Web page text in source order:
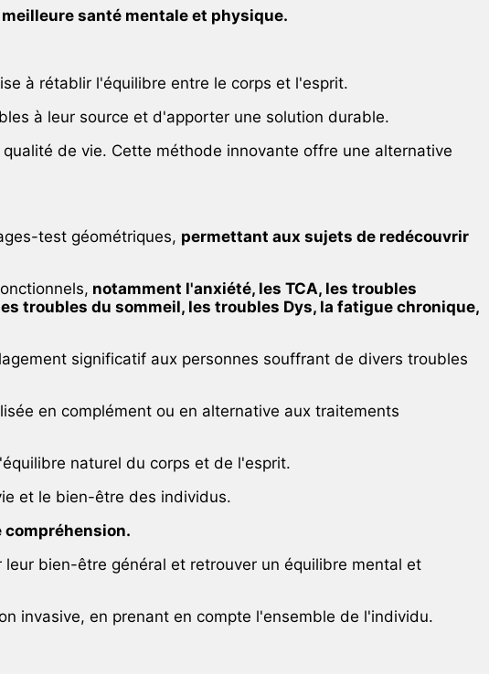
santé mentale et physique.
à rétablir l'équilibre entre le corps et l'esprit.
à leur source et d'apporter une solution durable.
de vie. Cette méthode innovante offre une alternative
test géométriques, permettant aux sujets de redécouvrir
notamment l'anxiété, les TCA, les troubles
troubles du sommeil, les troubles Dys, la fatigue chronique,
significatif aux personnes souffrant de divers troubles
en complément ou en alternative aux traitements
naturel du corps et de l'esprit.
et le bien-être des individus.
compréhension.
bien-être général et retrouver un équilibre mental et
invasive, en prenant en compte l'ensemble de l'individu.